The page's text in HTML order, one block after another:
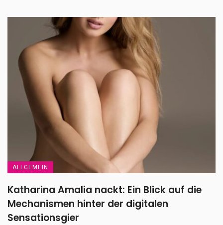
ALLGEMEIN
Katharina Amalia nackt: Ein Blick auf die
Mechanismen hinter der digitalen
Sensationsgier